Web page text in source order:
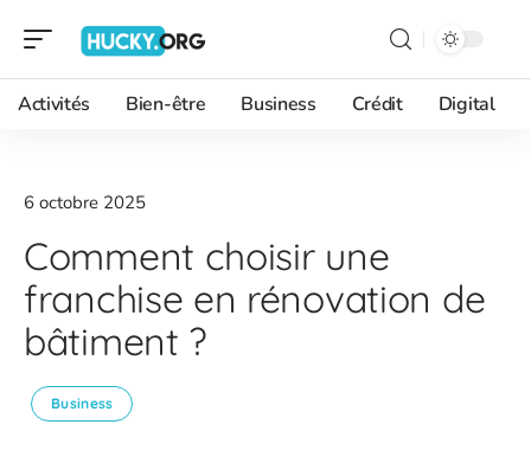
Activités Bien-être Business Crédit Digital
6 octobre 2025
Comment choisir une
franchise en rénovation de
bâtiment ?
Business